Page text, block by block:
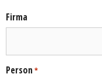
Firma
Person*